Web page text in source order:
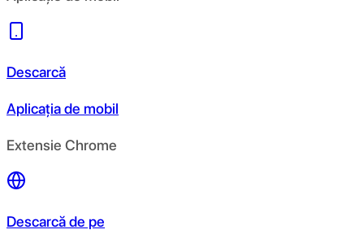
Descarcă
Aplicația de mobil
Extensie Chrome
Descarcă de pe